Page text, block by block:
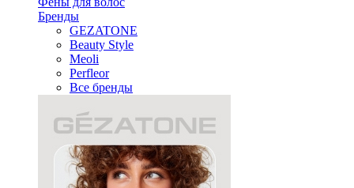
Бренды
GEZATONE
Beauty Style
Meoli
Perfleor
Все бренды